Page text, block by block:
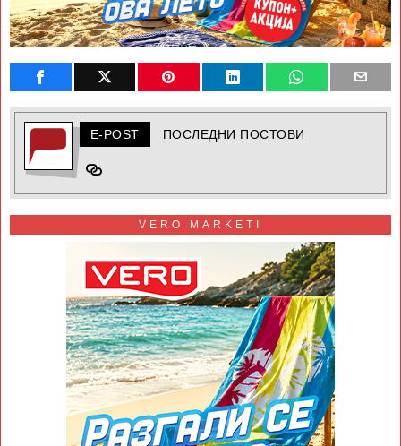
E-POST ПОСЛЕДНИ ПОСТОВИ
VERO MARKETI